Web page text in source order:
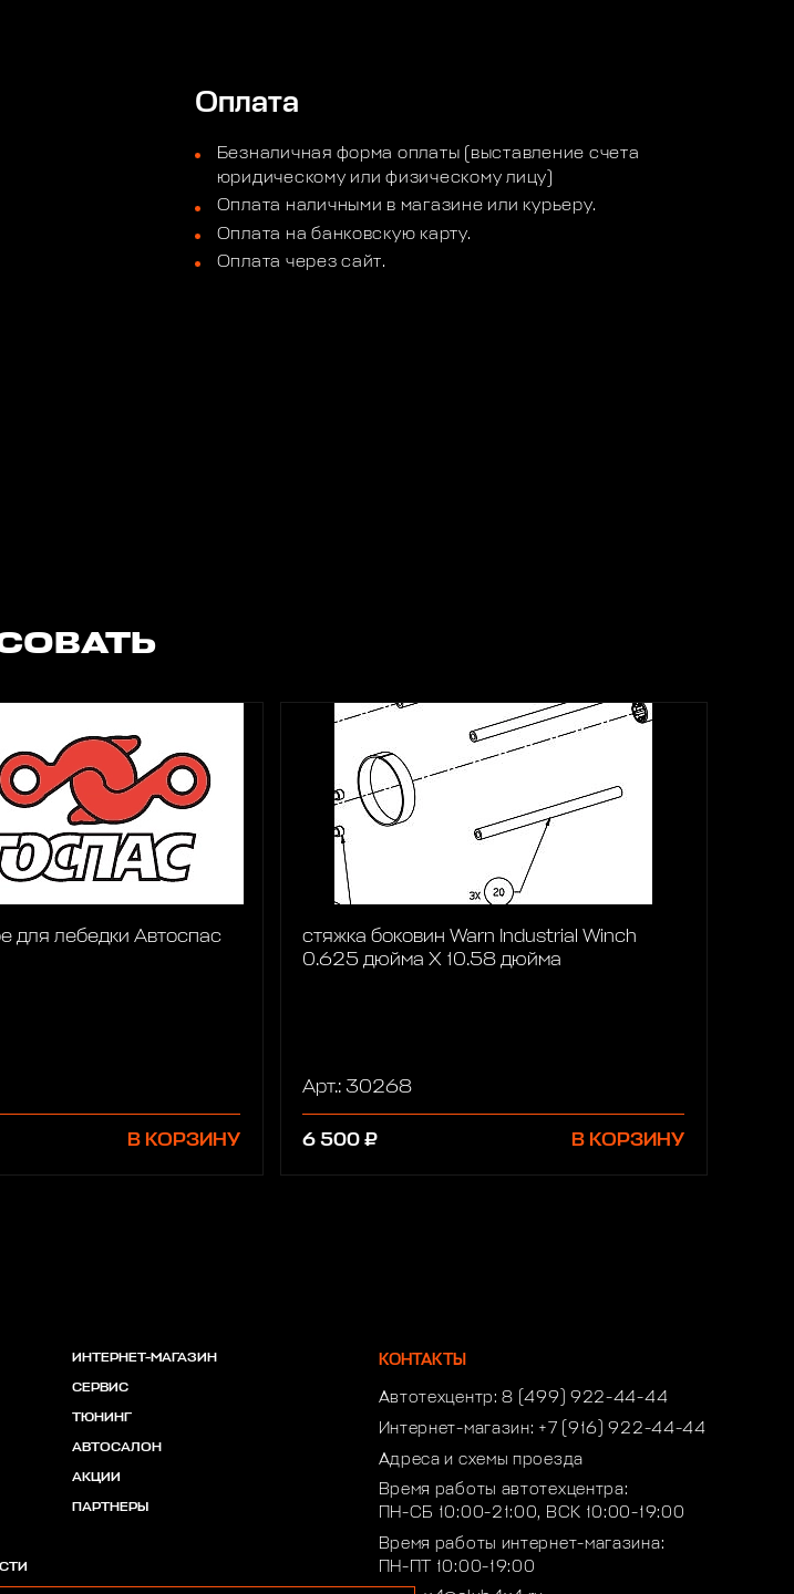
Оплата
Безналичная форма оплаты (выставление счета
юридическому или физическому лицу)
Оплата наличными в магазине или курьеру.
Оплата на банковскую карту.
Оплата через сайт.
для лебедки Автоспас
В КОРЗИНУ
стяжка боковин Warn Industrial Winch
0.625 дюйма X 10.58 дюйма
Арт.: 30268
6 500 ₽ В КОРЗИНУ
ИНТЕРНЕТ-МАГАЗИН
СЕРВИС
ТЮНИНГ
АВТОСАЛОН
АКЦИИ
ПАРТНЕРЫ
КОНТАКТЫ
Автотехцентр:8 (499) 922-44-44
Интернет-магазин: +7 (916) 922-44-44
Адреса и схемы проезда
Время работы автотехцентра:
ПН-СБ 10:00-21:00, ВСК 10:00-19:00
Время работы интернет-магазина:
ПН-ПТ 10:00-19:00